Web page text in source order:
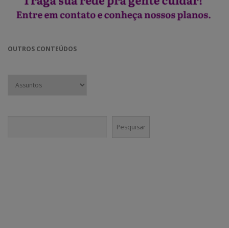
OUTROS CONTEÚDOS
Pesquisar